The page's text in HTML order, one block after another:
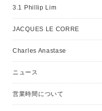
3.1 Phillip Lim
JACQUES LE CORRE
Charles Anastase
ニュース
営業時間について